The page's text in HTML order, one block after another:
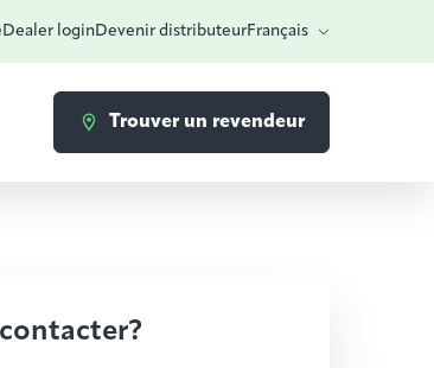
Dealer loginDevenir distributeurFrançais
Trouver un revendeur